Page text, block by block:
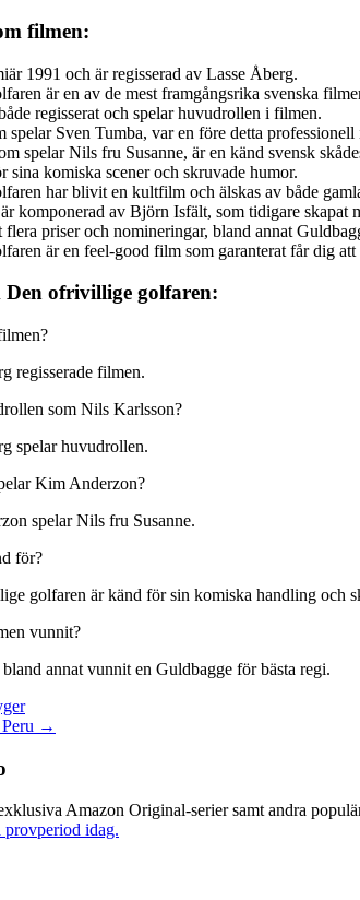
filmen:
1991 och är regisserad av Lasse Åberg.
är en av de mest framgångsrika svenska
regisserat och spelar huvudrollen i filmen.
spelar Sven Tumba, var en före detta
spelar Nils fru Susanne, är en känd svensk
sina komiska scener och skruvade humor.
har blivit en kultfilm och älskas av både
komponerad av Björn Isfält, som tidigare
priser och nomineringar, bland annat
är en feel-good film som garanterat får dig att
ofrivillige golfaren:
regisserade filmen.
som Nils Karlsson?
spelar huvudrollen.
Kim Anderzon?
spelar Nils fru Susanne.
för?
golfaren är känd för sin komiska handling och
vunnit?
annat vunnit en Guldbagge för bästa regi.
Peru →
Amazon Original-serier samt andra
idag.